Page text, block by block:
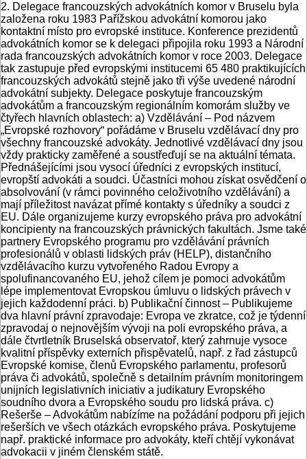
2. Delegace francouzských advokátních komor v Bruselu byla
založena roku 1983 Pařížskou advokátní komorou jako
kontaktní místo pro evropské instituce. Konference prezidentů
advokátních komor se k delegaci připojila roku 1993 a Národní
rada francouzských advokátních komor v roce 2003. Delegace
tak zastupuje před evropskými institucemi 65 480 praktikujících
francouzských advokátů stejně jako tři výše uvedené národní
advokátní subjekty. Delegace poskytuje francouzským
advokátům a francouzským regionálním komorám služby ve
čtyřech hlavních oblastech: a) Vzdělávání – Pod názvem
„Evropské rozhovory“ pořádáme v Bruselu vzdělávací dny pro
všechny francouzské advokáty. Jednotlivé vzdělávací dny jsou
vždy prakticky zaměřené a soustřeďují se na aktuální témata.
Přednášejícími jsou vysocí úředníci z evropských institucí,
evropští advokáti a soudci. Účastníci mohou získat osvědčení o
absolvování (v rámci povinného celoživotního vzdělávání) a
mají příležitost navázat přímé kontakty s úředníky a soudci z
EU. Dále organizujeme kurzy evropského práva pro advokátní
koncipienty na francouzských právnických fakultách. Jsme také
partnery Evropského programu pro vzdělávání právních
profesionálů v oblasti lidských práv (HELP), distančního
vzdělávacího kurzu vytvořeného Radou Evropy a
spolufinancovaného EU, jehož cílem je pomoci advokátům
lépe implementovat Evropskou úmluvu o lidských právech v
jejich každodenní práci. b) Publikační činnost – Publikujeme
dva hlavní právní zpravodaje: Evropa ve zkratce, což je týdenní
zpravodaj o nejnovějším vývoji na poli evropského práva, a
dále čtvrtletník Bruselská observatoř, který zahrnuje vysoce
kvalitní příspěvky externích přispěvatelů, např. z řad zástupců
Evropské komise, členů Evropského parlamentu, profesorů
práva či advokátů, společně s detailním právním monitoringem
unijních legislativních iniciativ a judikatury Evropského
soudního dvora a Evropského soudu pro lidská práva. c)
Rešerše – Advokátům nabízíme na požádání podporu při jejich
rešerších ve všech otázkách evropského práva. Poskytujeme
např. praktické informace pro advokáty, kteří chtějí vykonávat
advokacii v jiném členském státě.